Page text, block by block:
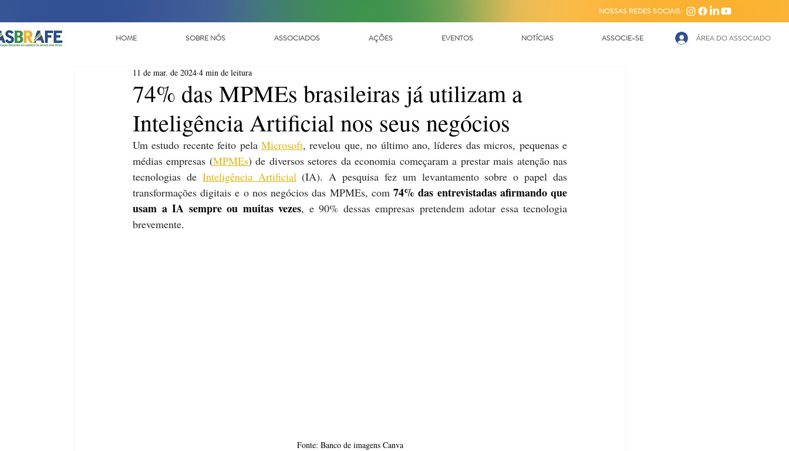
NOSSAS REDES SOCIAIS:
HOME SOBRE NÓS ASSOCIADOS AÇÕES EVENTOS NOTÍCIAS ASSOCIE-SE ÁREA DO ASSOCIADO
74% das MPMEs brasileiras já utilizam a
Inteligência Artificial nos seus negócios
11 de mar. de 2024 4 min de leitura
Um estudo recente feito pela Microsoft, revelou que, no último ano, líderes das micros, pequenas e
médias empresas (MPMEs) de diversos setores da economia começaram a prestar mais atenção nas
tecnologias de Inteligência Artificial (IA). A pesquisa fez um levantamento sobre o papel das
transformações digitais e o nos negócios das MPMEs, com 74% das entrevistadas afirmando que
usam a IA sempre ou muitas vezes, e 90% dessas empresas pretendem adotar essa tecnologia
brevemente.
Fonte: Banco de imagens Canva